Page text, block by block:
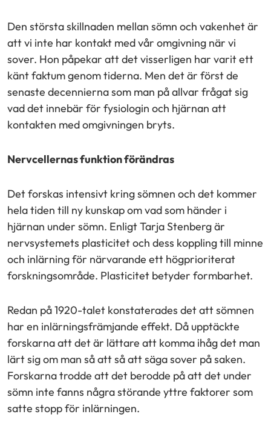
Den största skillnaden mellan sömn och vakenhet är
att vi inte har kontakt med vår omgivning när vi
sover. Hon påpekar att det visserligen har varit ett
känt faktum genom tiderna. Men det är först de
senaste decennierna som man på allvar frågat sig
vad det innebär för fysiologin och hjärnan att
kontakten med omgivningen bryts.
Nervcellernas funktion förändras
Det forskas intensivt kring sömnen och det kommer
hela tiden till ny kunskap om vad som händer i
hjärnan under sömn. Enligt Tarja Stenberg är
nervsystemets plasticitet och dess koppling till minne
och inlärning för närvarande ett högprioriterat
forskningsområde. Plasticitet betyder formbarhet.
Redan på 1920-talet konstaterades det att sömnen
har en inlärningsfrämjande effekt. Då upptäckte
forskarna att det är lättare att komma ihåg det man
lärt sig om man så att så att säga sover på saken.
Forskarna trodde att det berodde på att det under
sömn inte fanns några störande yttre faktorer som
satte stopp för inlärningen.